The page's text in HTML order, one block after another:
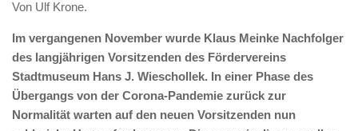
Von Ulf Krone.
Im vergangenen November wurde Klaus Meinke Nachfolger
des langjährigen Vorsitzenden des Fördervereins
Stadtmuseum Hans J. Wieschollek. In einer Phase des
Übergangs von der Corona-Pandemie zurück zur
Normalität warten auf den neuen Vorsitzenden nun